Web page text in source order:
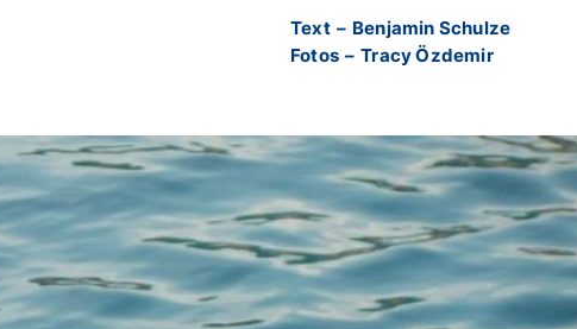
Text – Benjamin Schulze
Fotos – Tracy Özdemir